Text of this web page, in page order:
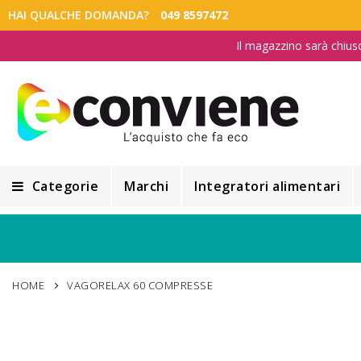
HAI QUALCHE DOMANDA? 049 8597472
Il magazzino sarà
Categorie
Alimentazione e Dietetica
Marchi Integratori alimentari
HOME VAGORELAX 60 COMPRESSE